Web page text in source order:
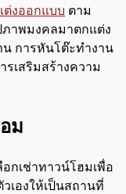
ต่งออกแบบ ตาม
ภาพมงคลมาตกแต่ง
น การหันโต๊ะทำงาน
เสริมสร้างความ
ม
กเช่าทาวน์โฮมเพื่อ
เองให้เป็นสถานที่